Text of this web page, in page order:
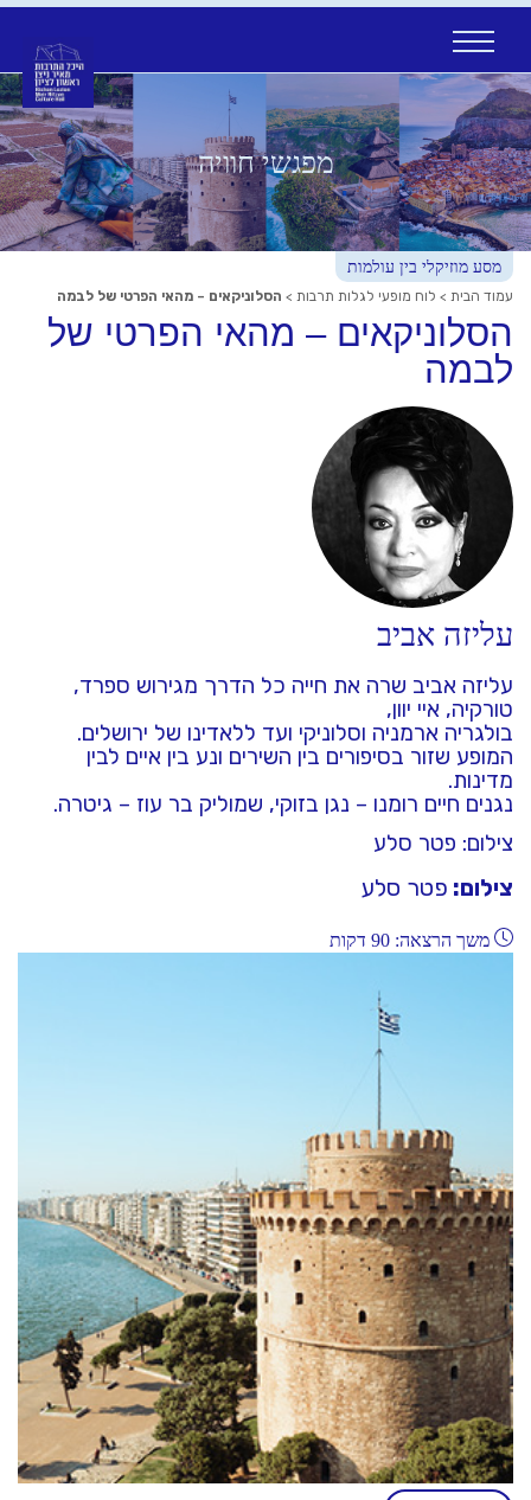
Skip
to
content
מפגשי חוויה
מסע מוזיקלי בין עולמות
עמוד הבית > לוח מופעי לגלות תרבות > הסלוניקאים – מהאי הפרטי של לבמה
הסלוניקאים – מהאי הפרטי של
לבמה
עליזה אביב
עליזה אביב שרה את חייה כל הדרך מגירוש ספרד,
טורקיה, איי יוון,
בולגריה ארמניה וסלוניקי ועד ללאדינו של ירושלים.
המופע שזור בסיפורים בין השירים ונע בין איים לבין
מדינות.
נגנים חיים רומנו – נגן בזוקי, שמוליק בר עוז – גיטרה.
צילום: פטר סלע
צילום: פטר סלע
משך הרצאה: 90 דקות